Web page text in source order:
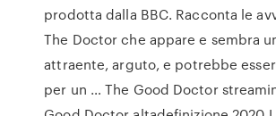
prodotta dalla BBC. Racconta le
The Doctor che appare e sembra
attraente, arguto, e potrebbe
per un … The Good Doctor